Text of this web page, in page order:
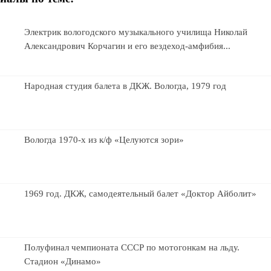
Электрик вологодского музыкального училища Николай
Александрович Корчагин и его вездеход-амфибия...
Народная студия балета в ДКЖ. Вологда, 1979 год
Вологда 1970-х из к/ф «Целуются зори»
1969 год. ДКЖ, самодеятельный балет «Доктор Айболит»
Полуфинал чемпионата СССР по мотогонкам на льду.
Стадион «Динамо»